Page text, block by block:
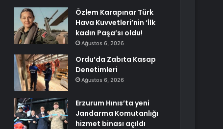
Özlem Karapınar Türk
Hava Kuvvetleri’nin ‘İlk
kadın Paşa’sı oldu!
Ağustos 6, 2026
Ordu’da Zabıta Kasap
Denetimleri
Ağustos 6, 2026
Erzurum Hınıs’ta yeni
Jandarma Komutanlığı
hizmet binası açıldı